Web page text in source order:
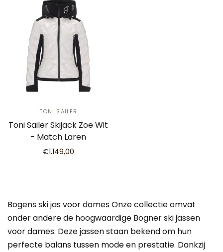
TONI SAILER
Toni Sailer Skijack Zoe Wit
- Match Laren
€1.149,00
Bogens ski jas voor dames Onze collectie omvat
onder andere de hoogwaardige Bogner ski jassen
voor dames. Deze jassen staan bekend om hun
perfecte balans tussen mode en prestatie. Dankzij